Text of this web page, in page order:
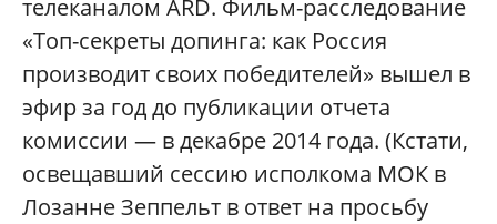
телеканалом ARD. Фильм-расследование
«Топ-секреты допинга: как Россия
производит своих победителей» вышел в
эфир за год до публикации отчета
комиссии — в декабре 2014 года. (Кстати,
освещавший сессию исполкома МОК в
Лозанне Зеппельт в ответ на просьбу